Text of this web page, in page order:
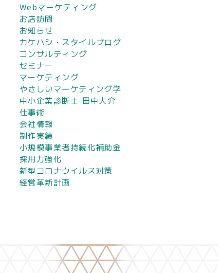
Webマーケティング
お店訪問
お知らせ
カケハシ・スタイルブログ
コンサルティング
セミナー
マーケティング
やさしいマーケティング学
中小企業診断士 田中大介
仕事術
会社情報
制作実績
小規模事業者持続化補助金
採用力強化
新型コロナウイルス対策
経営革新計画